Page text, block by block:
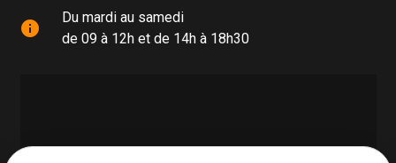
info
Du mardi au samedi
de 09 à 12h et de 14h à 18h30